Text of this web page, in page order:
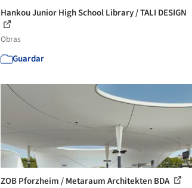
Hankou Junior High School Library / TALI DESIGN
Obras
Guardar
ZOB Pforzheim / Metaraum Architekten BDA